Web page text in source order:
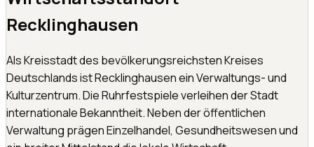
Recklinghausen
Als Kreisstadt des bevölkerungsreichsten Kreises
Deutschlands ist Recklinghausen ein Verwaltungs- und
Kulturzentrum. Die Ruhrfestspiele verleihen der Stadt
internationale Bekanntheit. Neben der öffentlichen
Verwaltung prägen Einzelhandel, Gesundheitswesen und